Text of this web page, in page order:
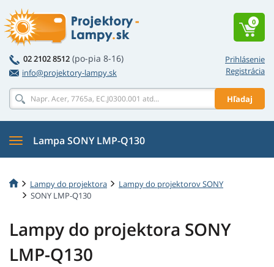
Prihlásenie
Registrácia
02 2102 8512 (po-pia 8-16)
info@projektory-lampy.sk
Hľadaj
0
Lampa SONY LMP-Q130
Lampy do projektora
Lampy do projektorov SONY
SONY LMP-Q130
Lampy do projektora SONY
LMP-Q130